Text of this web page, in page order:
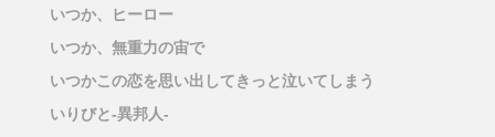
いつか、ヒーロー
いつか、無重力の宙で
いつかこの恋を思い出してきっと泣いてしまう
いりびと-異邦人-